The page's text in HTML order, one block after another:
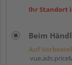
Ihr Standort
Beim
Auf